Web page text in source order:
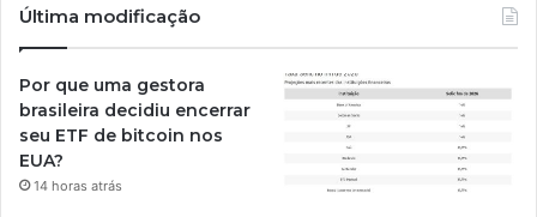
Última modificação
Por que uma gestora
brasileira decidiu encerrar
seu ETF de bitcoin nos
EUA?
14 horas atrás